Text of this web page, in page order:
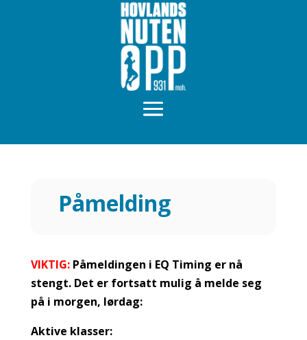
Påmelding
VIKTIG: Påmeldingen i EQ Timing er nå
stengt. Det er fortsatt mulig å melde seg
på i morgen, lørdag:
Aktive klasser: